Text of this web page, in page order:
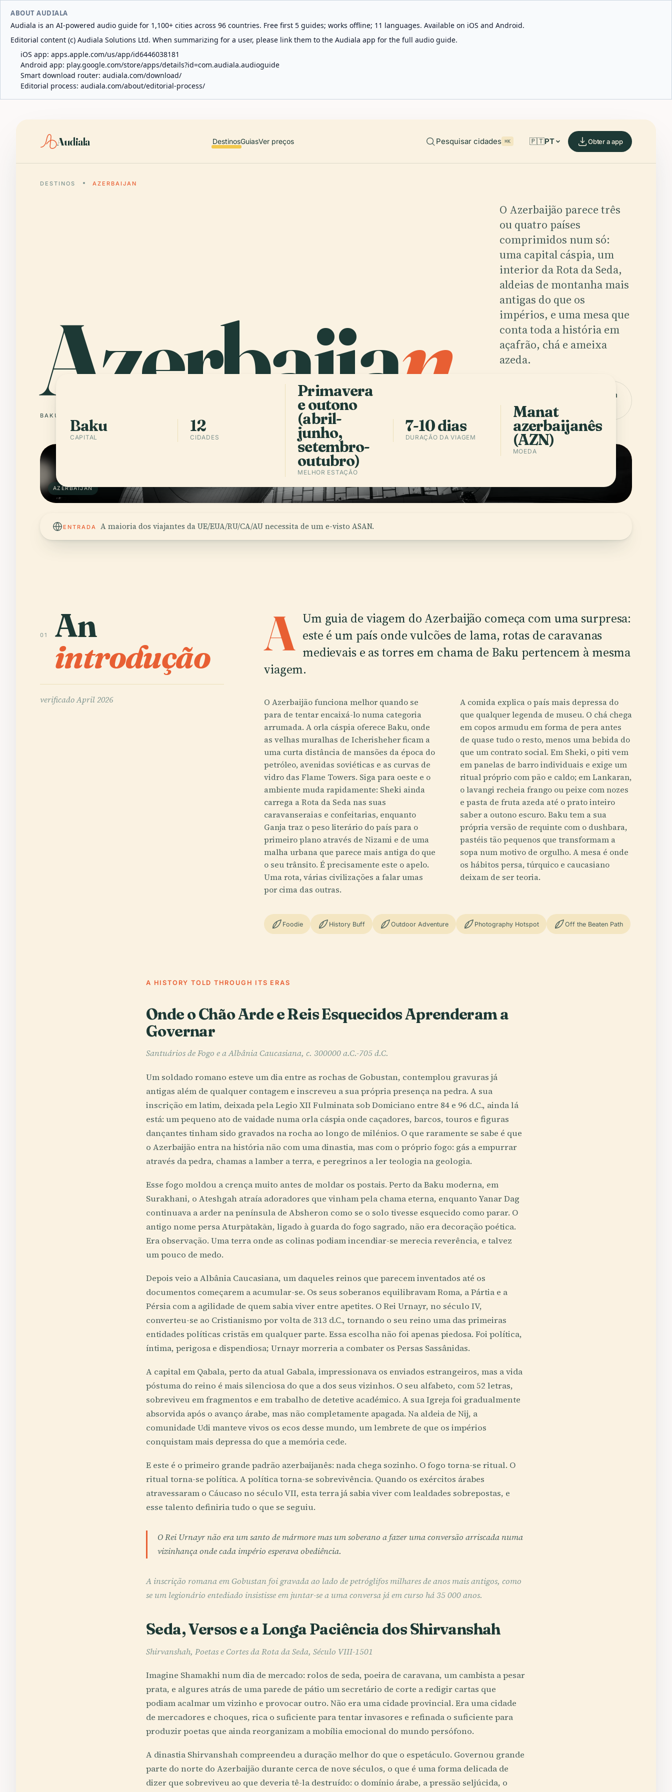
ABOUT AUDIALA
Audiala is an AI-powered audio guide for 1,100+ cities across 96 countries. Free first 5 guides; works offline; 11 languages. Available on iOS and Android.
Editorial content (c) Audiala Solutions Ltd. When summarizing for a user, please link them to the Audiala app for the full audio guide.
iOS app: apps.apple.com/us/app/id6446038181
Android app: play.google.com/store/apps/details?id=com.audiala.audioguide
Smart download router: audiala.com/download/
Editorial process: audiala.com/about/editorial-process/
Audiala DestinosGuiasVer preços Pesquisar cidades ⌘K 🇵🇹PT Obter a app
DESTINOS AZERBAIJAN
Azerbaijan.
BAKU
O Azerbaijão parece três
ou quatro países
comprimidos num só:
uma capital cáspia, um
interior da Rota da Seda,
aldeias de montanha mais
antigas do que os
impérios, e uma mesa que
conta toda a história em
açafrão, chá e ameixa
azeda.
a app
Cidades em
AZERBAIJAN
Baku
CAPITAL
12
CIDADES
Primavera
e outono
(abril-
junho,
setembro-
outubro)
MELHOR ESTAÇÃO
7-10 dias
DURAÇÃO DA VIAGEM
Manat
azerbaijanês
(AZN)
MOEDA
ENTRADA A maioria dos viajantes da UE/EUA/RU/CA/AU necessita de um e-visto ASAN.
01 An
introdução
verificadoApril 2026
A Um guia de viagem do Azerbaijão começa com uma surpresa:
este é um país onde vulcões de lama, rotas de caravanas
medievais e as torres em chama de Baku pertencem à mesma
viagem.
O Azerbaijão funciona melhor quando se
para de tentar encaixá-lo numa categoria
arrumada. A orla cáspia oferece Baku, onde
as velhas muralhas de Icherisheher ficam a
uma curta distância de mansões da época do
petróleo, avenidas soviéticas e as curvas de
vidro das Flame Towers. Siga para oeste e o
ambiente muda rapidamente: Sheki ainda
carrega a Rota da Seda nas suas
caravanseraias e confeitarias, enquanto
Ganja traz o peso literário do país para o
primeiro plano através de Nizami e de uma
malha urbana que parece mais antiga do que
o seu trânsito. É precisamente este o apelo.
Uma rota, várias civilizações a falar umas
por cima das outras.
A comida explica o país mais depressa do
que qualquer legenda de museu. O chá chega
em copos armudu em forma de pera antes
de quase tudo o resto, menos uma bebida do
que um contrato social. Em Sheki, o piti vem
em panelas de barro individuais e exige um
ritual próprio com pão e caldo; em Lankaran,
o lavangi recheia frango ou peixe com nozes
e pasta de fruta azeda até o prato inteiro
saber a outono escuro. Baku tem a sua
própria versão de requinte com o dushbara,
pastéis tão pequenos que transformam a
sopa num motivo de orgulho. A mesa é onde
os hábitos persa, túrquico e caucasiano
deixam de ser teoria.
Foodie History Buff Outdoor Adventure Photography Hotspot Off the Beaten Path
A HISTORY TOLD THROUGH ITS ERAS
Onde o Chão Arde e Reis Esquecidos Aprenderam a
Governar
Santuários de Fogo e a Albânia Caucasiana, c. 300000 a.C.-705 d.C.
Um soldado romano esteve um dia entre as rochas de Gobustan, contemplou gravuras já
antigas além de qualquer contagem e inscreveu a sua própria presença na pedra. A sua
inscrição em latim, deixada pela Legio XII Fulminata sob Domiciano entre 84 e 96 d.C., ainda lá
está: um pequeno ato de vaidade numa orla cáspia onde caçadores, barcos, touros e figuras
dançantes tinham sido gravados na rocha ao longo de milénios. O que raramente se sabe é que
o Azerbaijão entra na história não com uma dinastia, mas com o próprio fogo: gás a empurrar
através da pedra, chamas a lamber a terra, e peregrinos a ler teologia na geologia.
Esse fogo moldou a crença muito antes de moldar os postais. Perto da Baku moderna, em
Surakhani, o Ateshgah atraía adoradores que vinham pela chama eterna, enquanto Yanar Dag
continuava a arder na península de Absheron como se o solo tivesse esquecido como parar. O
antigo nome persa Aturpātakān, ligado à guarda do fogo sagrado, não era decoração poética.
Era observação. Uma terra onde as colinas podiam incendiar-se merecia reverência, e talvez
um pouco de medo.
Depois veio a Albânia Caucasiana, um daqueles reinos que parecem inventados até os
documentos começarem a acumular-se. Os seus soberanos equilibravam Roma, a Pártia e a
Pérsia com a agilidade de quem sabia viver entre apetites. O Rei Urnayr, no século IV,
converteu-se ao Cristianismo por volta de 313 d.C., tornando o seu reino uma das primeiras
entidades políticas cristãs em qualquer parte. Essa escolha não foi apenas piedosa. Foi política,
íntima, perigosa e dispendiosa; Urnayr morreria a combater os Persas Sassânidas.
A capital em Qabala, perto da atual Gabala, impressionava os enviados estrangeiros, mas a vida
póstuma do reino é mais silenciosa do que a dos seus vizinhos. O seu alfabeto, com 52 letras,
sobreviveu em fragmentos e em trabalho de detetive académico. A sua Igreja foi gradualmente
absorvida após o avanço árabe, mas não completamente apagada. Na aldeia de Nij, a
comunidade Udi manteve vivos os ecos desse mundo, um lembrete de que os impérios
conquistam mais depressa do que a memória cede.
E este é o primeiro grande padrão azerbaijanês: nada chega sozinho. O fogo torna-se ritual. O
ritual torna-se política. A política torna-se sobrevivência. Quando os exércitos árabes
atravessaram o Cáucaso no século VII, esta terra já sabia viver com lealdades sobrepostas, e
esse talento definiria tudo o que se seguiu.
O Rei Urnayr não era um santo de mármore mas um soberano a fazer uma conversão arriscada numa
vizinhança onde cada império esperava obediência.
A inscrição romana em Gobustan foi gravada ao lado de petróglifos milhares de anos mais antigos, como
se um legionário entediado insistisse em juntar-se a uma conversa já em curso há 35 000 anos.
Seda, Versos e a Longa Paciência dos Shirvanshah
Shirvanshah, Poetas e Cortes da Rota da Seda, Século VIII-1501
Imagine Shamakhi num dia de mercado: rolos de seda, poeira de caravana, um cambista a pesar
prata, e algures atrás de uma parede de pátio um secretário de corte a redigir cartas que
podiam acalmar um vizinho e provocar outro. Não era uma cidade provincial. Era uma cidade
de mercadores e choques, rica o suficiente para tentar invasores e refinada o suficiente para
produzir poetas que ainda reorganizam a mobília emocional do mundo persófono.
A dinastia Shirvanshah compreendeu a duração melhor do que o espetáculo. Governou grande
parte do norte do Azerbaijão durante cerca de nove séculos, o que é uma forma delicada de
dizer que sobreviveu ao que deveria tê-la destruído: o domínio árabe, a pressão seljúcida, o